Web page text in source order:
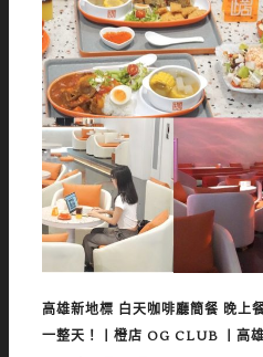
高雄新地標 白天咖啡廳簡餐 晚上
一整天！丨橙店 OG CLUB 丨高